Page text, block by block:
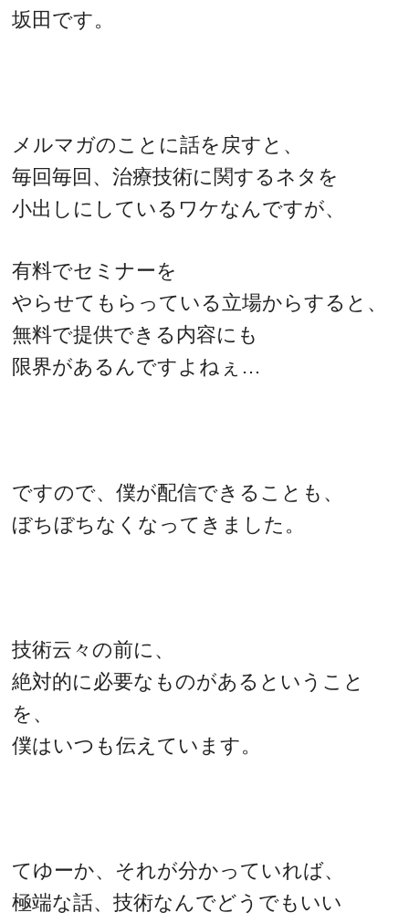
坂田です。
メルマガのことに話を戻すと、
毎回毎回、治療技術に関するネタを
小出しにしているワケなんですが、
有料でセミナーを
やらせてもらっている立場からすると、
無料で提供できる内容にも
限界があるんですよねぇ…
ですので、僕が配信できることも、
ぼちぼちなくなってきました。
技術云々の前に、
絶対的に必要なものがあるということ
を、
僕はいつも伝えています。
てゆーか、それが分かっていれば、
極端な話、技術なんでどうでもいい